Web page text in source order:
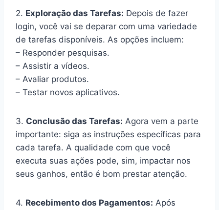
2. Exploração das Tarefas: Depois de fazer
login, você vai se deparar com uma variedade
de tarefas disponíveis. As opções incluem:
– Responder pesquisas.
– Assistir a vídeos.
– Avaliar produtos.
– Testar novos aplicativos.
3. Conclusão das Tarefas: Agora vem a parte
importante: siga as instruções específicas para
cada tarefa. A qualidade com que você
executa suas ações pode, sim, impactar nos
seus ganhos, então é bom prestar atenção.
4. Recebimento dos Pagamentos: Após